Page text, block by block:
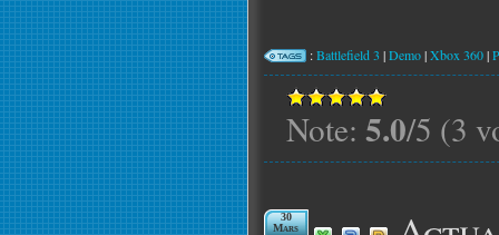
:Battlefield 3 |Demo|Xbox 360|
Note: 5.0/5 (3
30
Mars